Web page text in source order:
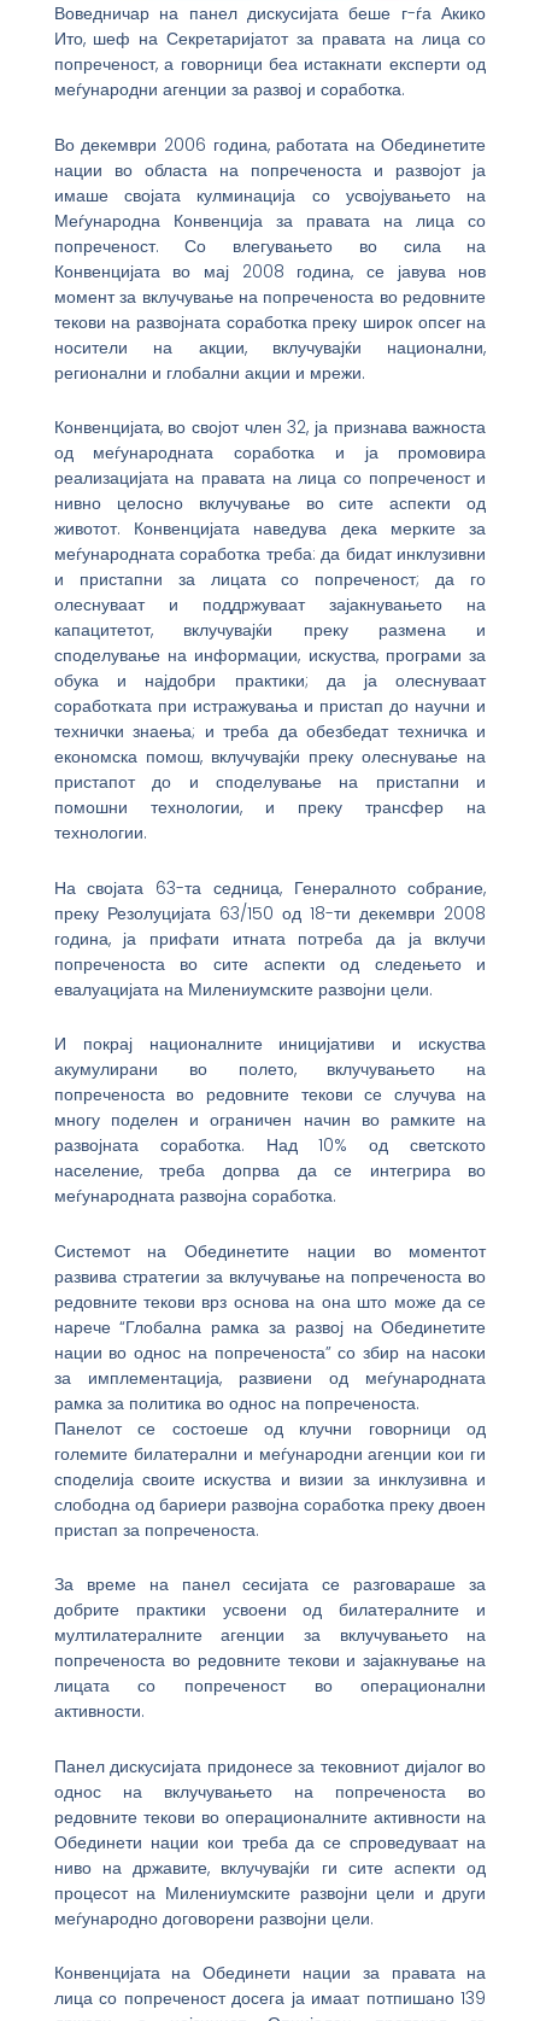
Воведничар на панел дискусијата беше г-ѓа Акико
Ито, шеф на Секретаријатот за правата на лица со
попреченост, а говорници беа истакнати експерти од
меѓународни агенции за развој и соработка.
Во декември 2006 година, работата на Обединетите
нации во областа на попреченоста и развојот ја
имаше својата кулминација со усвојувањето на
Меѓународна Конвенција за правата на лица со
попреченост. Со влегувањето во сила на
Конвенцијата во мај 2008 година, се јавува нов
момент за вклучување на попреченоста во редовните
текови на развојната соработка преку широк опсег на
носители на акции, вклучувајќи национални,
регионални и глобални акции и мрежи.
Конвенцијата, во својот член 32, ја признава важноста
од меѓународната соработка и ја промовира
реализацијата на правата на лица со попреченост и
нивно целосно вклучување во сите аспекти од
животот. Конвенцијата наведува дека мерките за
меѓународната соработка треба: да бидат инклузивни
и пристапни за лицата со попреченост; да го
олеснуваат и поддржуваат зајакнувањето на
капацитетот, вклучувајќи преку размена и
споделување на информации, искуства, програми за
обука и најдобри практики; да ја олеснуваат
соработката при истражувања и пристап до научни и
технички знаења; и треба да обезбедат техничка и
економска помош, вклучувајќи преку олеснување на
пристапот до и споделување на пристапни и
помошни технологии, и преку трансфер на
технологии.
На својата 63-та седница, Генералното собрание,
преку Резолуцијата 63/150 од 18-ти декември 2008
година, ја прифати итната потреба да ја вклучи
попреченоста во сите аспекти од следењето и
евалуацијата на Милениумските развојни цели.
И покрај националните иницијативи и искуства
акумулирани во полето, вклучувањето на
попреченоста во редовните текови се случува на
многу поделен и ограничен начин во рамките на
развојната соработка. Над 10% од светското
население, треба допрва да се интегрира во
меѓународната развојна соработка.
Системот на Обединетите нации во моментот
развива стратегии за вклучување на попреченоста во
редовните текови врз основа на она што може да се
нарече “Глобална рамка за развој на Обединетите
нации во однос на попреченоста” со збир на насоки
за имплементација, развиени од меѓународната
рамка за политика во однос на попреченоста.
Панелот се состоеше од клучни говорници од
големите билатерални и меѓународни агенции кои ги
споделија своите искуства и визии за инклузивна и
слободна од бариери развојна соработка преку двоен
пристап за попреченоста.
За време на панел сесијата се разговараше за
добрите практики усвоени од билатералните и
мултилатералните агенции за вклучувањето на
попреченоста во редовните текови и зајакнување на
лицата со попреченост во операционални
активности.
Панел дискусијата придонесе за тековниот дијалог во
однос на вклучувањето на попреченоста во
редовните текови во операционалните активности на
Обединети нации кои треба да се спроведуваат на
ниво на државите, вклучувајќи ги сите аспекти од
процесот на Милениумските развојни цели и други
меѓународно договорени развојни цели.
Конвенцијата на Обединети нации за правата на
лица со попреченост досега ја имаат потпишано 139